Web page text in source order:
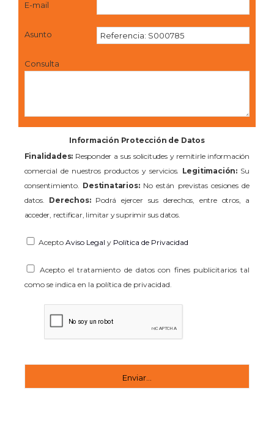
E-mail
Asunto
Consulta
Información Protección de Datos
Finalidades: Responder a sus solicitudes y remitirle información
comercial de nuestros productos y servicios. Legitimación: Su
consentimiento. Destinatarios:No están previstas cesiones de
datos. Derechos:Podrá ejercer sus derechos, entre otros, a
acceder, rectificar, limitar y suprimir sus datos.
Acepto Aviso Legal y Política de Privacidad
Acepto el tratamiento de datos con fines publicitarios tal
como se indica en la política de privacidad.